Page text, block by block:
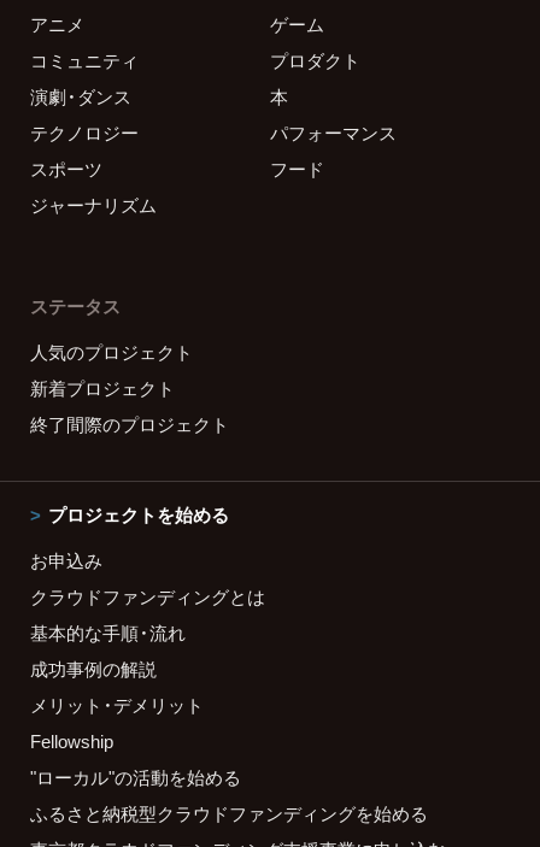
アニメ
ゲーム
コミュニティ
プロダクト
演劇・ダンス
本
テクノロジー
パフォーマンス
スポーツ
フード
ジャーナリズム
ステータス
人気のプロジェクト
新着プロジェクト
終了間際のプロジェクト
プロジェクトを始める
お申込み
クラウドファンディングとは
基本的な手順・流れ
成功事例の解説
メリット・デメリット
Fellowship
"ローカル"の活動を始める
ふるさと納税型クラウドファンディングを始める